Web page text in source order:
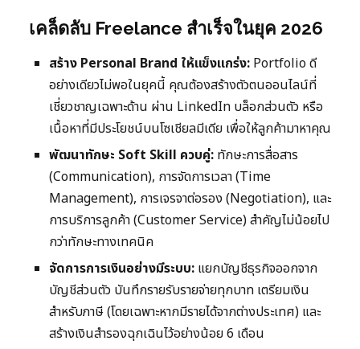
เคล็ดลับ Freelance สำเร็จในยุค 2026
สร้าง Personal Brand ให้แข็งแกร่ง: Portfolio ดี
อย่างเดียวไม่พอในยุคนี้ คุณต้องสร้างตัวตนออนไลน์ที่
เชี่ยวชาญเฉพาะด้าน ผ่าน LinkedIn บล็อกส่วนตัว หรือ
เนื้อหาที่มีประโยชน์บนโซเชียลมีเดีย เพื่อให้ลูกค้ามาหาคุณ
พัฒนาทักษะ Soft Skill ควบคู่: ทักษะการสื่อสาร
(Communication), การจัดการเวลา (Time
Management), การเจรจาต่อรอง (Negotiation), และ
การบริการลูกค้า (Customer Service) สำคัญไม่น้อยไป
กว่าทักษะทางเทคนิค
จัดการการเงินอย่างมีระบบ: แยกบัญชีธุรกิจออกจาก
บัญชีส่วนตัว บันทึกรายรับรายจ่ายทุกบาท เตรียมเงิน
สำหรับภาษี (โดยเฉพาะหากมีรายได้จากต่างประเทศ) และ
สร้างเงินสำรองฉุกเฉินไว้อย่างน้อย 6 เดือน